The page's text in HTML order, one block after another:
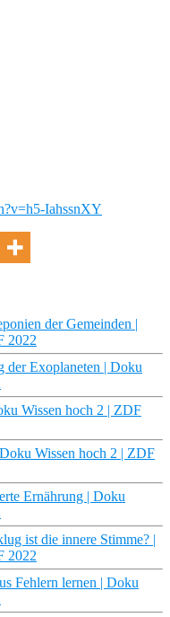
IahssnXY
der Gemeinden |
2022
der Exoplaneten | Doku
Wissen hoch 2 | ZDF
Wissen hoch 2 | ZDF
Ernährung | Doku
ist die innere Stimme? |
2022
Fehlern lernen | Doku